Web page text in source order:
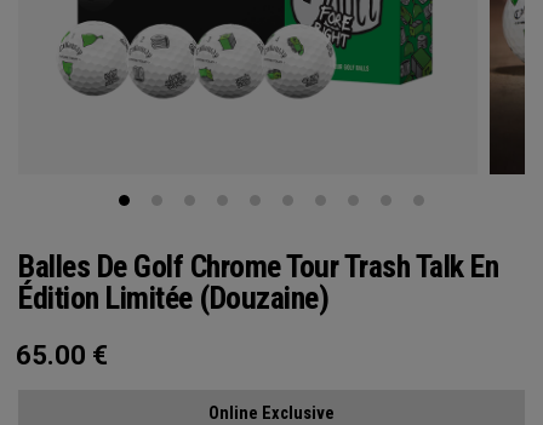
Balles De Golf Chrome Tour Trash Talk En
Édition Limitée (douzaine)
65.00 €
Online Exclusive